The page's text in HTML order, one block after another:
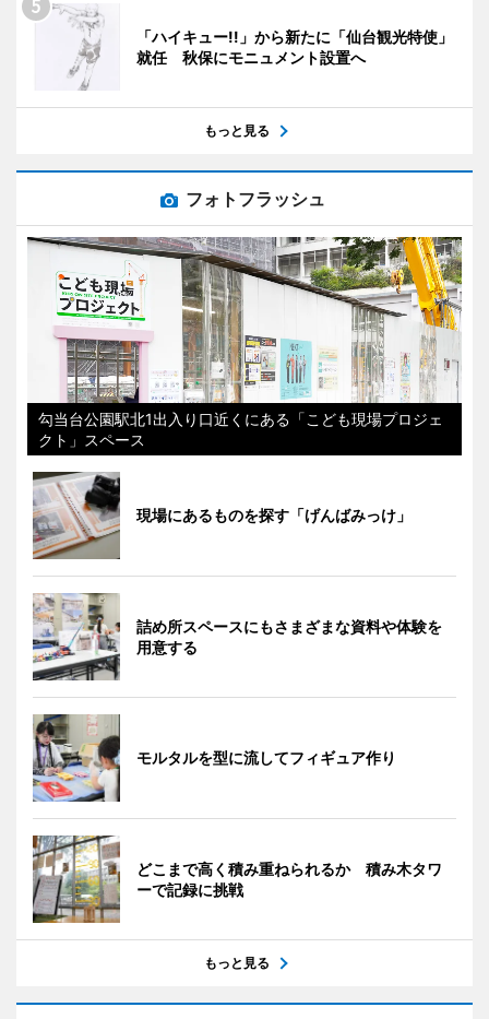
「ハイキュー!!」から新たに「仙台観光特使」
就任 秋保にモニュメント設置へ
もっと見る
フォトフラッシュ
勾当台公園駅北1出入り口近くにある「こども現場プロジェ
クト」スペース
現場にあるものを探す「げんばみっけ」
詰め所スペースにもさまざまな資料や体験を
用意する
モルタルを型に流してフィギュア作り
どこまで高く積み重ねられるか 積み木タワ
ーで記録に挑戦
もっと見る